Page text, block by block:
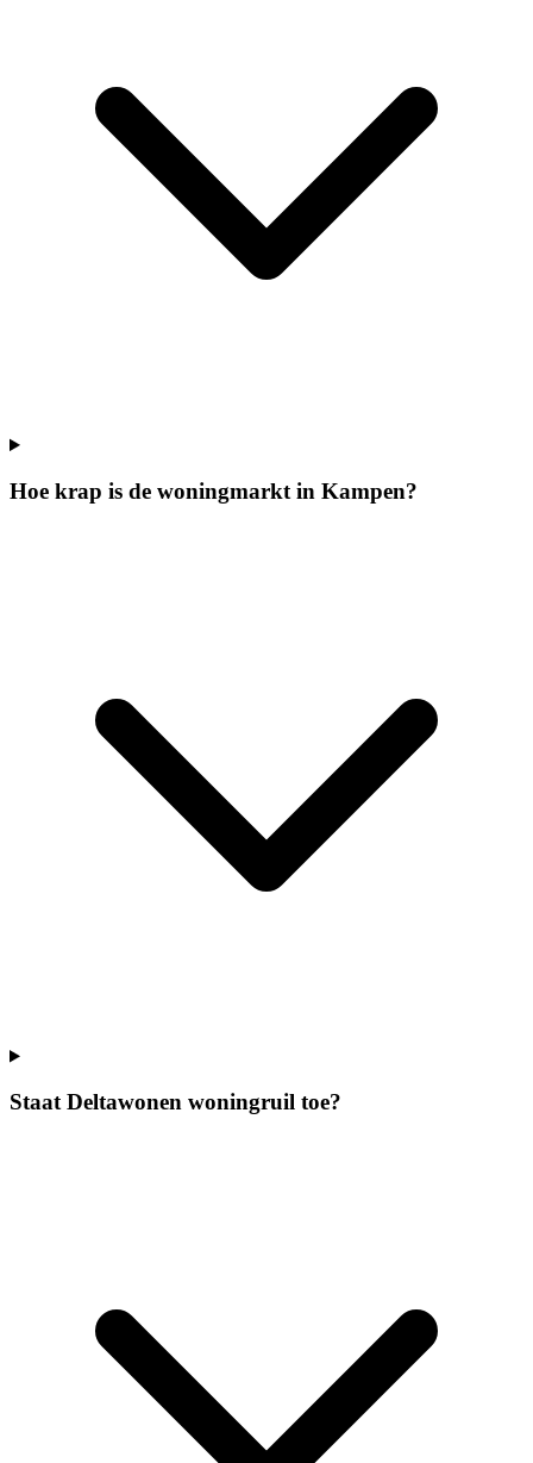
Hoe krap is de woningmarkt in Kampen?
Staat Deltawonen woningruil toe?